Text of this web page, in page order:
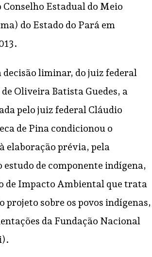
Estadual do Meio
do Estado do Pará em
decisão liminar, do juiz federal
Oliveira Batista Guedes, a
pelo juiz federal Cláudio
de Pina condicionou o
elaboração prévia, pela
de componente indígena,
de Impacto Ambiental que trata
projeto sobre os povos indígenas,
da Fundação Nacional